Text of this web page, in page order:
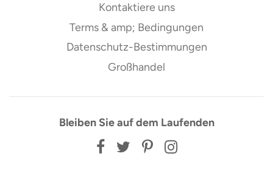
Kontaktiere uns
Terms & amp; Bedingungen
Datenschutz-Bestimmungen
Großhandel
Bleiben Sie auf dem Laufenden